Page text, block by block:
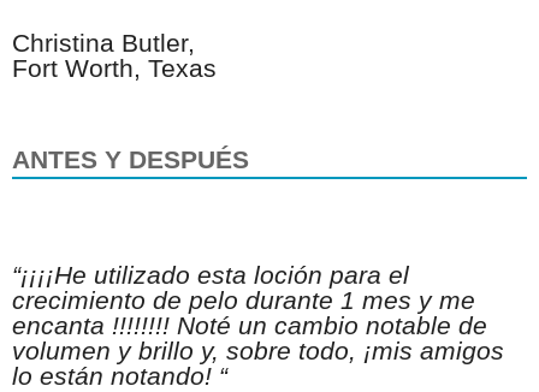
Christina Butler,
Fort Worth, Texas
ANTES Y DESPUÉS
“¡¡¡¡He utilizado esta loción para el
crecimiento de pelo durante 1 mes y me
encanta !!!!!!!! Noté un cambio notable de
volumen y brillo y, sobre todo, ¡mis amigos
lo están notando! “